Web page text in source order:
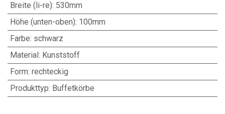
Breite (li-re): 530mm
Höhe (unten-oben): 100mm
Farbe: schwarz
Material : Kunststoff
Form: rechteckig
Produkttyp: Buffetkörbe